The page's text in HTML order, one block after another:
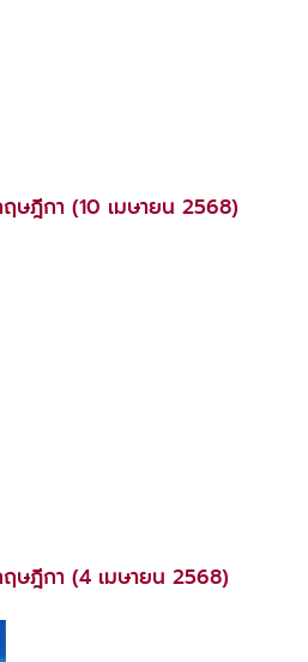
ษฎีกา (10 เมษายน 2568)
ษฎีกา (4 เมษายน 2568)